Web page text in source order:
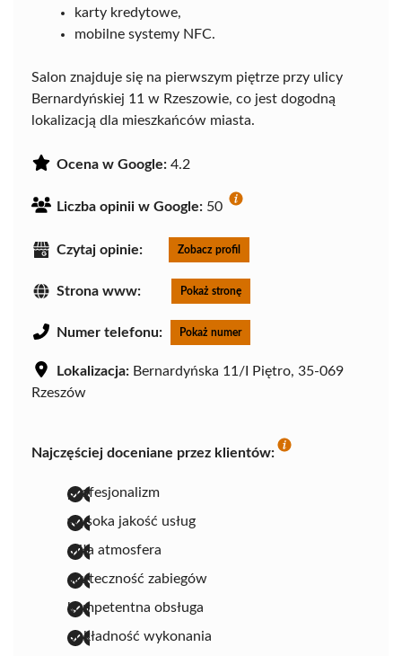
karty kredytowe,
mobilne systemy NFC.
Salon znajduje się na pierwszym piętrze przy ulicy
Bernardyńskiej 11 w Rzeszowie, co jest dogodną
lokalizacją dla mieszkańców miasta.
Ocena w Google: 4.2
Liczba opinii w Google: 50
Czytaj opinie: Zobacz profil
Strona www: Pokaż stronę
Numer telefonu: Pokaż numer
Lokalizacja: Bernardyńska 11/I Piętro, 35-069
Rzeszów
Najczęściej doceniane przez klientów:
profesjonalizm
wysoka jakość usług
miła atmosfera
skuteczność zabiegów
kompetentna obsługa
dokładność wykonania